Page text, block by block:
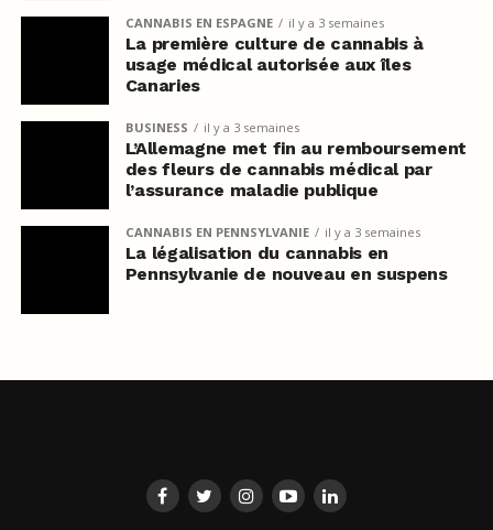
CANNABIS EN ESPAGNE il y a 3 semaines
La première culture de cannabis à
usage médical autorisée aux îles
Canaries
BUSINESS il y a 3 semaines
L’Allemagne met fin au remboursement
des fleurs de cannabis médical par
l’assurance maladie publique
CANNABIS EN PENNSYLVANIE il y a 3 semaines
La légalisation du cannabis en
Pennsylvanie de nouveau en suspens